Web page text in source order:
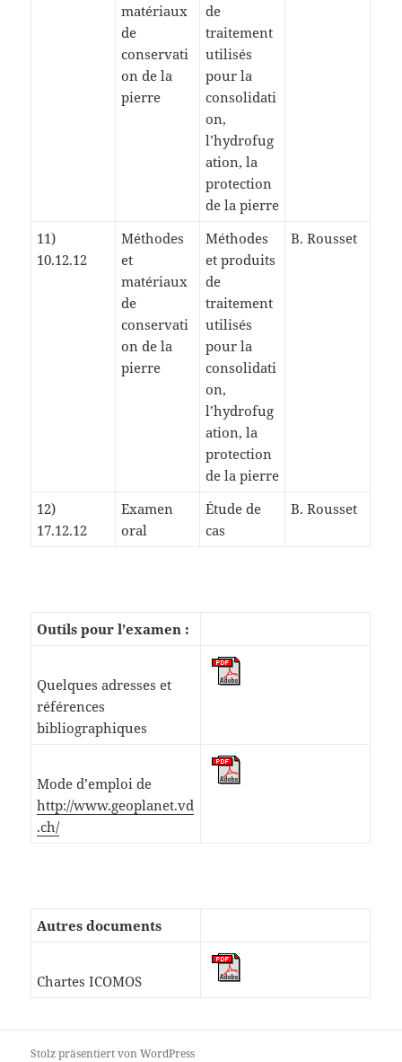
matériaux
de
conservati
on de la
pierre
de
traitement
utilisés
pour la
consolidati
on,
l’hydrofug
ation, la
protection
de la pierre
11)
10.12.12
Méthodes
et
matériaux
de
conservati
on de la
pierre
Méthodes
et produits
de
traitement
utilisés
pour la
consolidati
on,
l’hydrofug
ation, la
protection
de la pierre
B. Rousset
12)
17.12.12
Examen
oral
Étude de
cas
B. Rousset
Outils pour l’examen :
Quelques adresses et
références
bibliographiques
Mode d’emploi de
http://www.geoplanet.vd
.ch/
Autres documents
Chartes ICOMOS
Stolz präsentiert von WordPress